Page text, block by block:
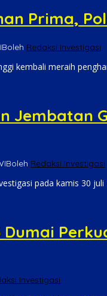
Prima,
oleh Redaksi Investigasi
kembali meraih
Jembatan
oleh Redaksi Investigasi
pada kamis 30 juli
Dumai
Investigasi